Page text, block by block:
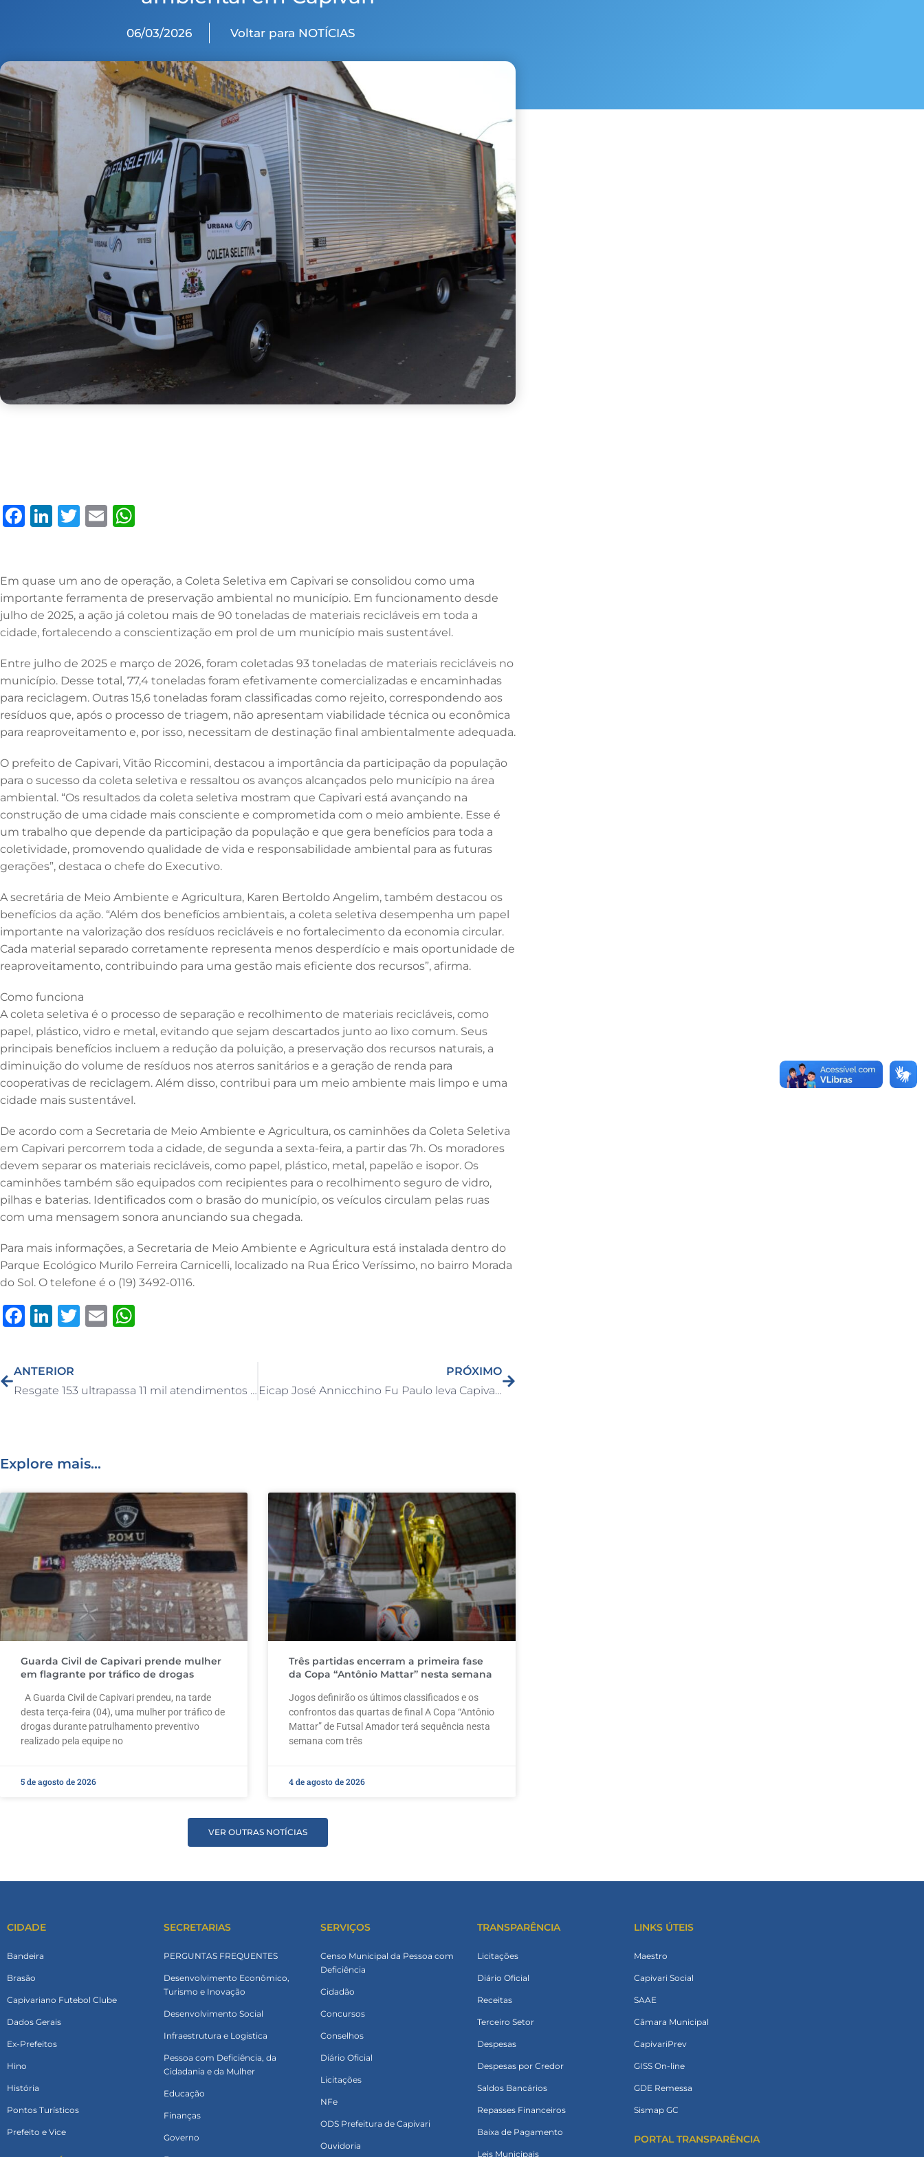
06/03/2026 Voltar para NOTÍCIAS
F
e
b
o
k
Li
e
dI
n
T
te
r
E
l
s
A
p
Em quase um ano de operação, a Coleta Seletiva em Capivari se consolidou como uma
importante ferramenta de preservação ambiental no município. Em funcionamento desde
julho de 2025, a ação já coletou mais de 90 toneladas de materiais recicláveis em toda a
cidade, fortalecendo a conscientização em prol de um município mais sustentável.
Entre julho de 2025 e março de 2026, foram coletadas 93 toneladas de materiais recicláveis no
município. Desse total, 77,4 toneladas foram efetivamente comercializadas e encaminhadas
para reciclagem. Outras 15,6 toneladas foram classificadas como rejeito, correspondendo aos
resíduos que, após o processo de triagem, não apresentam viabilidade técnica ou econômica
para reaproveitamento e, por isso, necessitam de destinação final ambientalmente adequada.
O prefeito de Capivari, Vitão Riccomini, destacou a importância da participação da população
para o sucesso da coleta seletiva e ressaltou os avanços alcançados pelo município na área
ambiental. “Os resultados da coleta seletiva mostram que Capivari está avançando na
construção de uma cidade mais consciente e comprometida com o meio ambiente. Esse é
um trabalho que depende da participação da população e que gera benefícios para toda a
coletividade, promovendo qualidade de vida e responsabilidade ambiental para as futuras
gerações”, destaca o chefe do Executivo.
A secretária de Meio Ambiente e Agricultura, Karen Bertoldo Angelim, também destacou os
benefícios da ação. “Além dos benefícios ambientais, a coleta seletiva desempenha um papel
importante na valorização dos resíduos recicláveis e no fortalecimento da economia circular.
Cada material separado corretamente representa menos desperdício e mais oportunidade de
reaproveitamento, contribuindo para uma gestão mais eficiente dos recursos”, afirma.
Como funciona
A coleta seletiva é o processo de separação e recolhimento de materiais recicláveis, como
papel, plástico, vidro e metal, evitando que sejam descartados junto ao lixo comum. Seus
principais benefícios incluem a redução da poluição, a preservação dos recursos naturais, a
diminuição do volume de resíduos nos aterros sanitários e a geração de renda para
cooperativas de reciclagem. Além disso, contribui para um meio ambiente mais limpo e uma
cidade mais sustentável.
De acordo com a Secretaria de Meio Ambiente e Agricultura, os caminhões da Coleta Seletiva
em Capivari percorrem toda a cidade, de segunda a sexta-feira, a partir das 7h. Os moradores
devem separar os materiais recicláveis, como papel, plástico, metal, papelão e isopor. Os
caminhões também são equipados com recipientes para o recolhimento seguro de vidro,
pilhas e baterias. Identificados com o brasão do município, os veículos circulam pelas ruas
com uma mensagem sonora anunciando sua chegada.
Para mais informações, a Secretaria de Meio Ambiente e Agricultura está instalada dentro do
Parque Ecológico Murilo Ferreira Carnicelli, localizado na Rua Érico Veríssimo, no bairro Morada
do Sol. O telefone é o (19) 3492-0116.
F
c
e
b
k
Li
k
e
T
te
E
l
s
ANTERIOR
Resgate 153 ultrapassa 11 mil atendimentos e reforça rede de emergência em Capivari
PRÓXIMO
Eicap José Annicchino Fu Paulo leva Capivari ao Espírito Santo com projeto reconhecido nacionalmente pelo MEC
Explore mais...
Guarda Civil de Capivari prende mulher
em flagrante por tráfico de drogas
A Guarda Civil de Capivari prendeu, na tarde
desta terça-feira (04), uma mulher por tráfico de
drogas durante patrulhamento preventivo
realizado pela equipe no
5 de agosto de 2026
Três partidas encerram a primeira fase
da Copa “Antônio Mattar” nesta semana
Jogos definirão os últimos classificados e os
confrontos das quartas de final A Copa “Antônio
Mattar” de Futsal Amador terá sequência nesta
semana com três
4 de agosto de 2026
VER OUTRAS NOTÍCIAS
CIDADE
Bandeira
Brasão
Capivariano Futebol Clube
Dados Gerais
Ex-Prefeitos
Hino
História
Pontos Turísticos
Prefeito e Vice
SECRETARIAS
PERGUNTAS FREQUENTES
Desenvolvimento Econômico,
Turismo e Inovação
Desenvolvimento Social
Infraestrutura e Logistica
Pessoa com Deficiência, da
Cidadania e da Mulher
Educação
Finanças
Governo
SERVIÇOS
Censo Municipal da Pessoa com
Deficiência
Cidadão
Concursos
Conselhos
Diário Oficial
Licitações
NFe
ODS Prefeitura de Capivari
Ouvidoria
TRANSPARÊNCIA
Licitações
Diário Oficial
Receitas
Terceiro Setor
Despesas
Despesas por Credor
Saldos Bancários
Repasses Financeiros
Baixa de Pagamento
Leis Municipais
LINKS ÚTEIS
Maestro
Capivari Social
SAAE
Câmara Municipal
CapivariPrev
GISS On-line
GDE Remessa
Sismap GC
PORTAL TRANSPARÊNCIA